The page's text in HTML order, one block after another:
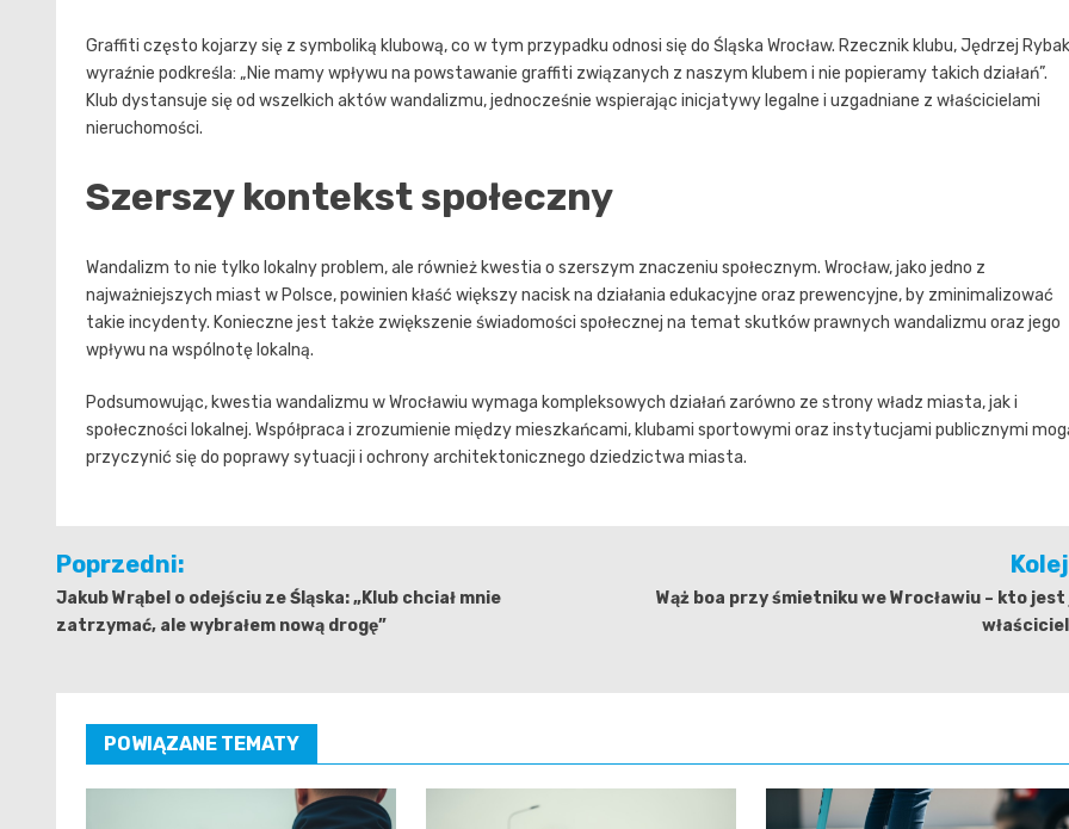
Graffiti często kojarzy się z symboliką klubową, co w tym przypadku odnosi się do Śląska Wrocław. Rzecznik klubu, Jędrzej
wyraźnie podkreśla: „Nie mamy wpływu na powstawanie graffiti związanych z naszym klubem i nie popieramy takich działań”.
Klub dystansuje się od wszelkich aktów wandalizmu, jednocześnie wspierając inicjatywy legalne i uzgadniane z właścicielami
nieruchomości.
Szerszy kontekst społeczny
Wandalizm to nie tylko lokalny problem, ale również kwestia o szerszym znaczeniu społecznym. Wrocław, jako jedno z
najważniejszych miast w Polsce, powinien kłaść większy nacisk na działania edukacyjne oraz prewencyjne, by zminimalizować
takie incydenty. Konieczne jest także zwiększenie świadomości społecznej na temat skutków prawnych wandalizmu oraz jego
wpływu na wspólnotę lokalną.
Podsumowując, kwestia wandalizmu w Wrocławiu wymaga kompleksowych działań zarówno ze strony władz miasta, jak i
społeczności lokalnej. Współpraca i zrozumienie między mieszkańcami, klubami sportowymi oraz instytucjami publicznymi
przyczynić się do poprawy sytuacji i ochrony architektonicznego dziedzictwa miasta.
Nawigacja
wpisu
Poprzedni:
Jakub Wrąbel o odejściu ze Śląska: „Klub chciał mnie
zatrzymać, ale wybrałem nową drogę”
Wąż boa przy śmietniku we Wrocławiu – kto jest
POWIĄZANE TEMATY